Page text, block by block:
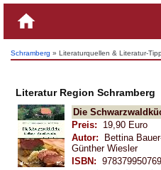
Schramberg » Literaturquellen & Literatur-
Literatur Region Schramberg
Die
Preis: 19,90 Euro
Autor: Bettina
Günther Wiesler
ISBN: